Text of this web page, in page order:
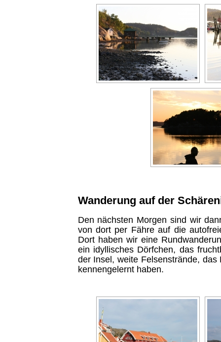
Wanderung auf der
Den nächsten Morgen sind wir
von dort per Fähre auf die
Dort haben wir eine
ein idyllisches Dörfchen, das
der Insel, weite Felsenstrände,
kennengelernt haben.